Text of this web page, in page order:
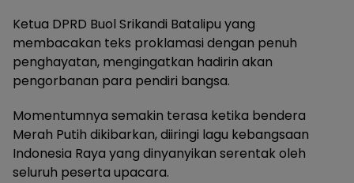
Ketua DPRD Buol Srikandi Batalipu yang
membacakan teks proklamasi dengan penuh
penghayatan, mengingatkan hadirin akan
pengorbanan para pendiri bangsa.
Momentumnya semakin terasa ketika bendera
Merah Putih dikibarkan, diiringi lagu kebangsaan
Indonesia Raya yang dinyanyikan serentak oleh
seluruh peserta upacara.